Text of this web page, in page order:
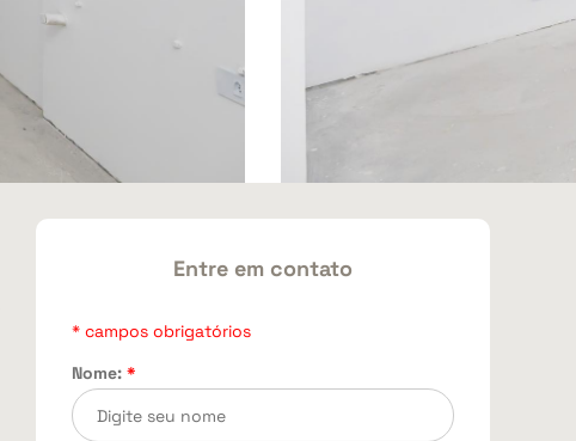
Entre em contato
* campos obrigatórios
Nome:*